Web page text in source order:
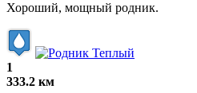
Хороший, мощный родник.
1
333.2 км